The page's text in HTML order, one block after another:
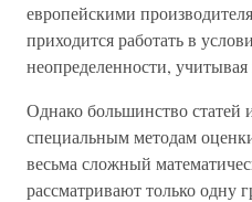
европейскими
приходится работать в
неопределенности,
Однако большинство
специальным методам
весьма сложный
рассматривают только одну